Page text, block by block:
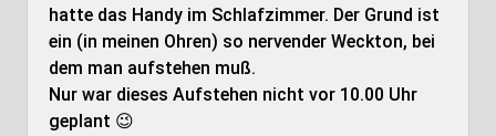
hatte das Handy im Schlafzimmer. Der Grund ist
ein (in meinen Ohren) so nervender Weckton, bei
dem man aufstehen muß.
Nur war dieses Aufstehen nicht vor 10.00 Uhr
geplant 😉